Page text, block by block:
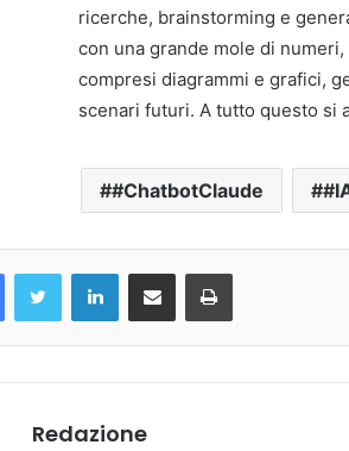
ricerche, brainstorming e
con una grande mole di numeri,
compresi diagrammi e grafici,
scenari futuri. A tutto questo si
#ChatbotClaude
Redazione